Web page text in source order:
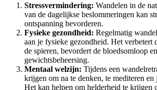
Stressvermindering: Wandelen in de
van de dagelijkse beslommeringen kan
ontspanning bevorderen.
Fysieke gezondheid: Regelmatig
aan je fysieke gezondheid. Het verbetert
de spieren, bevordert de bloedsomloop
gewichtsbeheersing.
Mentaal welzijn: Tijdens een
krijgen om na te denken, te mediteren en
Het kan helpen om helderheid te krijgen